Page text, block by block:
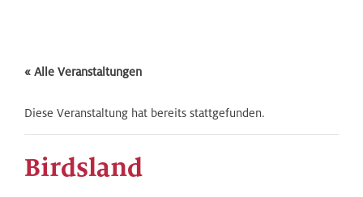
« Alle Veranstaltungen
Diese Veranstaltung hat bereits stattgefunden.
Birdsland